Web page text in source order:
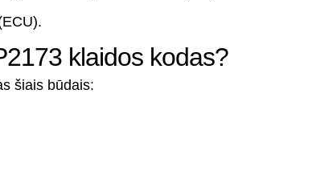
klaidos kodas?
šiais būdais: